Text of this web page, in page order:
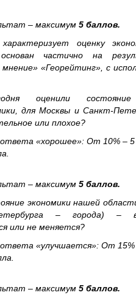
– максимум 5 баллов.
характеризует оценку
частично на
«Георейтинг», с
оценили состояние
для Москвы и Санкт-
или плохое?
«хорошее»: От 10% –
– максимум 5 баллов.
экономики нашей
– города) –
или не меняется?
«улучшается»: От
– максимум 5 баллов.